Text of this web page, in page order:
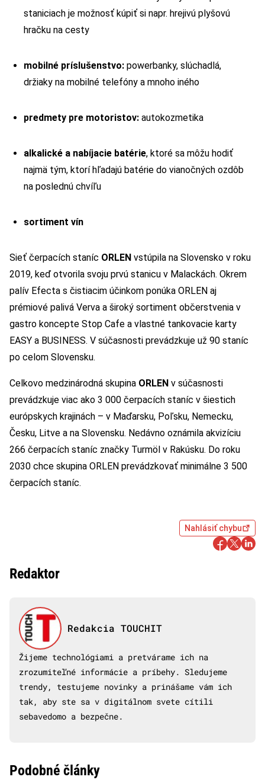
staniciach je možnosť kúpiť si napr. hrejivú plyšovú
hračku na cesty
mobilné príslušenstvo: powerbanky, slúchadlá,
držiaky na mobilné telefóny a mnoho iného
predmety pre motoristov: autokozmetika
alkalické a nabíjacie batérie, ktoré sa môžu hodiť
najmä tým, ktorí hľadajú batérie do vianočných ozdôb
na poslednú chvíľu
sortiment vín
Sieť čerpacích staníc ORLEN vstúpila na Slovensko v roku
2019, keď otvorila svoju prvú stanicu v Malackách. Okrem
palív Efecta s čistiacim účinkom ponúka ORLEN aj
prémiové palivá Verva a široký sortiment občerstvenia v
gastro koncepte Stop Cafe a vlastné tankovacie karty
EASY a BUSINESS. V súčasnosti prevádzkuje už 90 staníc
po celom Slovensku.
Celkovo medzinárodná skupina ORLEN v súčasnosti
prevádzkuje viac ako 3 000 čerpacích staníc v šiestich
európskych krajinách – v Maďarsku, Poľsku, Nemecku,
Česku, Litve a na Slovensku. Nedávno oznámila akvizíciu
266 čerpacích staníc značky Turmöl v Rakúsku. Do roku
2030 chce skupina ORLEN prevádzkovať minimálne 3 500
čerpacích staníc.
Nahlásiť chybu
Redaktor
Redakcia TOUCHIT
Žijeme technológiami a pretvárame ich na
zrozumiteľné informácie a príbehy. Sledujeme
trendy, testujeme novinky a prinášame vám ich
tak, aby ste sa v digitálnom svete cítili
sebavedomo a bezpečne.
Podobné články